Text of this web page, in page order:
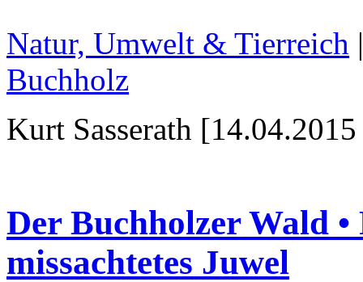
Natur, Umwelt & Tierreich
Buchholz
Kurt Sasserath
Der Buchholzer Wald
missachtetes Juwel